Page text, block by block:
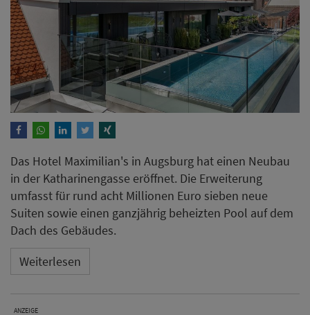
Das Hotel Maximilian's in Augsburg hat einen Neubau
in der Katharinengasse eröffnet. Die Erweiterung
umfasst für rund acht Millionen Euro sieben neue
Suiten sowie einen ganzjährig beheizten Pool auf dem
Dach des Gebäudes.
Weiterlesen
ANZEIGE